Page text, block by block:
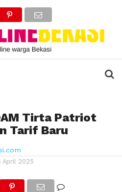
Tirta Patriot
Tarif Baru
April 2025